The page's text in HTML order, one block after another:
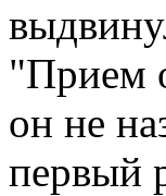
"Прием
он не
первый